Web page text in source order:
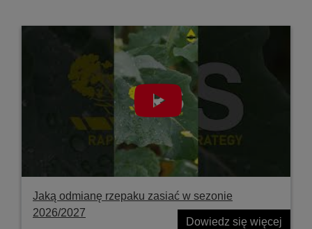
Jaką odmianę rzepaku zasiać w sezonie
2026/2027
Dowiedz się więcej